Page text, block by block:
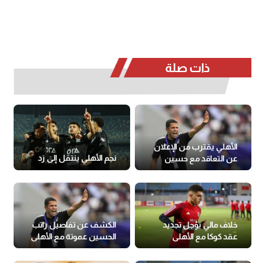
ذات صلة
الأهلي يقترب من الإعلان
عن التعاقد مع حسين
عموتة
نجم الأهلي ينتقل إلى زد
خلاف مالي يؤجل تجديد
عقد كوكا مع الأهلي
الكشف عن تفاصيل راتب
الحسين عموتة مع الأهلي